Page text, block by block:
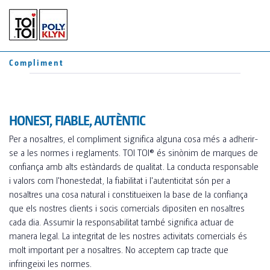
CA
ES
FRLAVABOS
TOI® ROCKY
TOI® ROCKY DUO
TOI® GREEN
TOI® HYGIENE+
TOI® WATER UP
TOI® WATER
MÒDULS
TOI® REMOLCS
JOHN PRIVY
SERVEIS
Compliment
HONEST, FIABLE, AUTÈNTIC
Per a nosaltres, el compliment significa alguna cosa més a adherir-
se a les normes i reglaments. TOI TOI® és sinònim de marques de
confiança amb alts estàndards de qualitat. La conducta responsable
i valors com l'honestedat, la fiabilitat i l'autenticitat són per a
nosaltres una cosa natural i constitueixen la base de la confiança
que els nostres clients i socis comercials dipositen en nosaltres
cada dia. Assumir la responsabilitat també significa actuar de
manera legal. La integritat de les nostres activitats comercials és
molt important per a nosaltres. No acceptem cap tracte que
infringeixi les normes.